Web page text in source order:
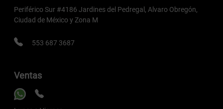
Periférico Sur #4186 Jardines del Pedregal, Alvaro Obregón,
Ciudad de México y Zona M
553 687 3687
Ventas